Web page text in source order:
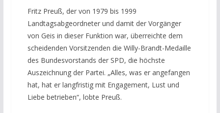
Fritz Preuß, der von 1979 bis 1999
Landtagsabgeordneter und damit der Vorgänger
von Geis in dieser Funktion war, überreichte dem
scheidenden Vorsitzenden die Willy-Brandt-Medaille
des Bundesvorstands der SPD, die höchste
Auszeichnung der Partei. „Alles, was er angefangen
hat, hat er langfristig mit Engagement, Lust und
Liebe betrieben“, lobte Preuß.